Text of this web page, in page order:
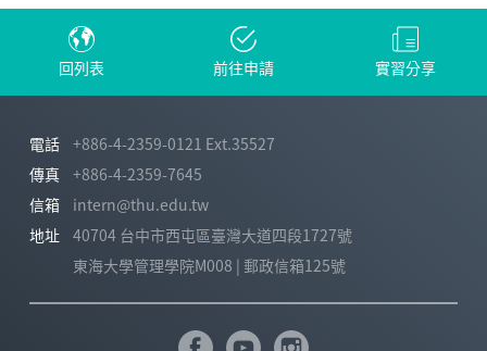
回列表 前往申請 實習分享
電話
+886-4-2359-0121 Ext.35527
傳真
+886-4-2359-7645
信箱
intern@thu.edu.tw
地址
40704 台中市西屯區臺灣大道四段1727號
東海大學管理學院M008 | 郵政信箱125號